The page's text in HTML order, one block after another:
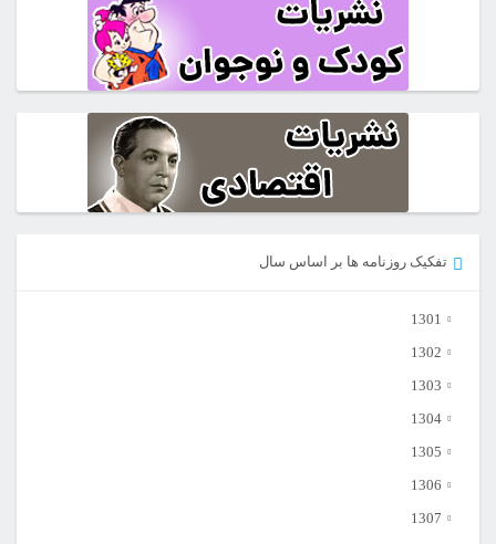
تفکیک روزنامه ها بر اساس سال
1301
1302
1303
1304
1305
1306
1307